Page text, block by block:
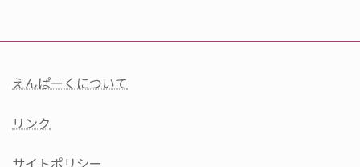
えんぱーくについて
リンク
サイトポリシー